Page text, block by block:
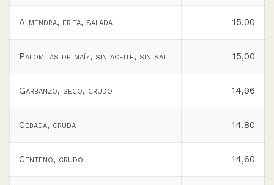
Almendra, frita, salada 15,00
Palomitas de maíz, sin aceite, sin sal 15,00
Garbanzo, seco, crudo 14,96
Cebada, cruda 14,80
Centeno, crudo 14,60